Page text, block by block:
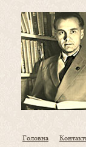
Головна